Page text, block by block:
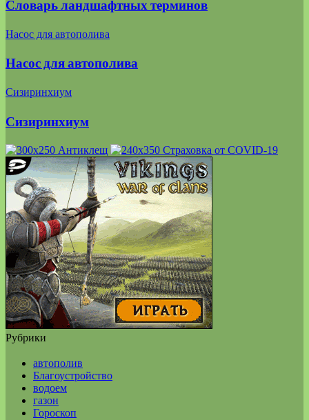
Словарь ландшафтных терминов
Насос для автополива
Насос для автополива
Сизиринхиум
Сизиринхиум
Рубрики
автополив
Благоустройство
водоем
газон
Гороскоп